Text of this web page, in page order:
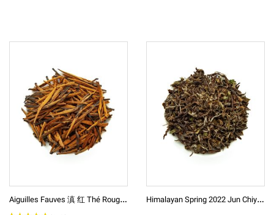
A
Iguilles Fauves 滇 红 Thé Rouge De Chine H
Imalayan Spring 2022 Jun Chiyabari - Thé Noir Du Népal